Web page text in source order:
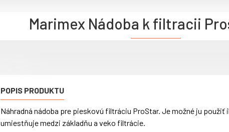
Marimex Nádoba k filtracii
POPIS PRODUKTU
Náhradná nádoba pre pieskovú filtráciu ProStar. Je možné ju
umiestňuje medzi základňu a veko filtrácie.